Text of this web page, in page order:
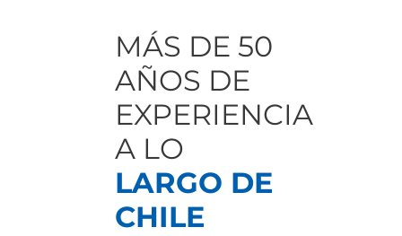
MÁS DE 50
AÑOS DE
EXPERIENCIA
A LO
LARGO DE
CHILE